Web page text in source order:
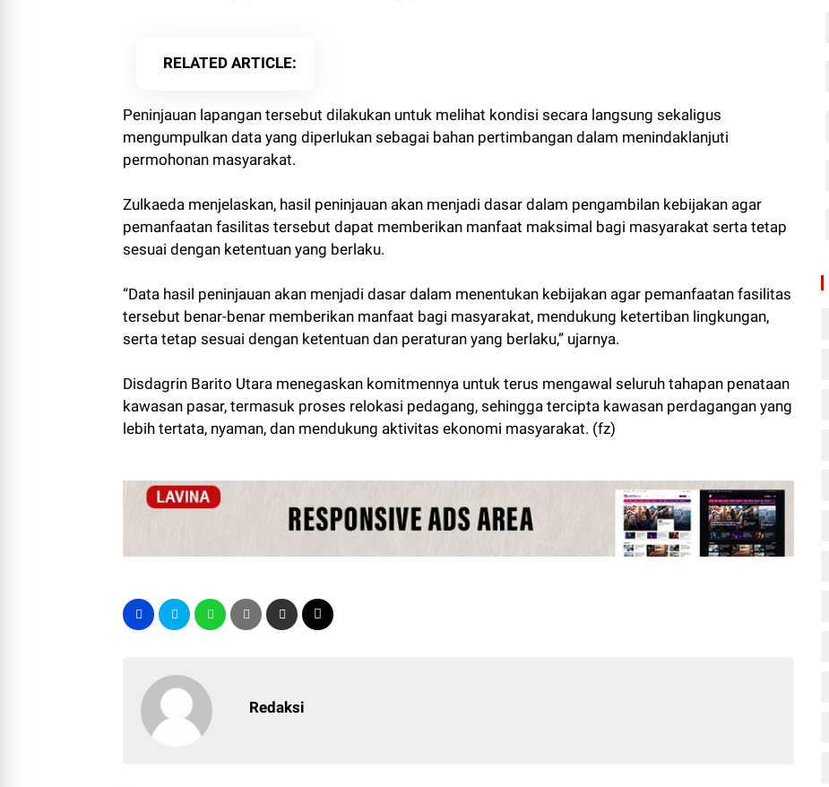
RELATED ARTICLE
Peninjauan lapangan tersebut dilakukan untuk melihat kondisi secara langsung sekaligus
mengumpulkan data yang diperlukan sebagai bahan pertimbangan dalam menindaklanjuti
permohonan masyarakat.
Zulkaeda menjelaskan, hasil peninjauan akan menjadi dasar dalam pengambilan kebijakan agar
pemanfaatan fasilitas tersebut dapat memberikan manfaat maksimal bagi masyarakat serta tetap
sesuai dengan ketentuan yang berlaku.
“Data hasil peninjauan akan menjadi dasar dalam menentukan kebijakan agar pemanfaatan fasilitas
tersebut benar-benar memberikan manfaat bagi masyarakat, mendukung ketertiban lingkungan,
serta tetap sesuai dengan ketentuan dan peraturan yang berlaku,” ujarnya.
Disdagrin Barito Utara menegaskan komitmennya untuk terus mengawal seluruh tahapan penataan
kawasan pasar, termasuk proses relokasi pedagang, sehingga tercipta kawasan perdagangan yang
lebih tertata, nyaman, dan mendukung aktivitas ekonomi masyarakat. (fz)
Redaksi